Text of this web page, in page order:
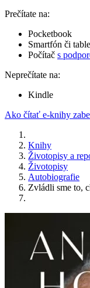
Prečítate na:
Pocketbook
Smartfón či
Počítač s
Neprečítate na:
Kindle
Ako čítať e-knihy
Knihy
Životopisy a
Životopisy
Autobiografie
Zvládli sme to,